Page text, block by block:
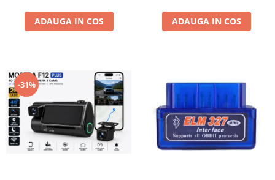
Isuzu
Subaru
Smart
Fiat
ADAUGA IN COS ADAUGA IN COS
-31%